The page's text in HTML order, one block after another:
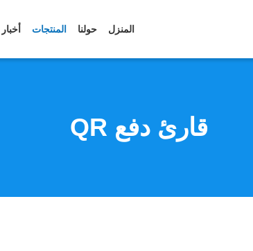
المنزل حولنا المنتجات أخبار
قارئ دفع QR